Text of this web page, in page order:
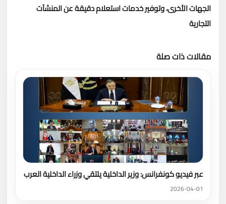
الجهات الأخرى، وتوفير خدمات استعلام دقيقة عن المنشآت
التجارية
مقالات ذات صلة
عبر فيديو كونفرانس: وزير الداخلية يلتقي وزراء الداخلية العرب
2026-04-01